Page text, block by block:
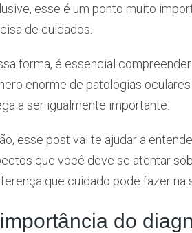
esse é um ponto muito
de cuidados.
forma, é essencial
enorme de patologias
a ser igualmente importante.
esse post vai te ajudar a
que você deve se atentar
que cuidado pode fazer na
do